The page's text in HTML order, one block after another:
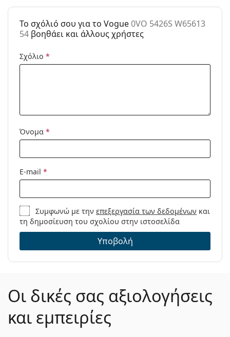
Μάρκα:
Vogue
0VO 5426S W65613 54
To σχόλιό σου για το Vogue0VO 5426S W65613
54 βοηθάει και άλλους χρήστες
Σχόλιο *
Όνομα *
E-mail *
Συμφωνώ με τηνεπεξεργασία των δεδομένων και
τη δημοσίευση του σχολίου στην ιστοσελίδα
Υποβολή
Οι δικές σας αξιολογήσεις
και εμπειρίες